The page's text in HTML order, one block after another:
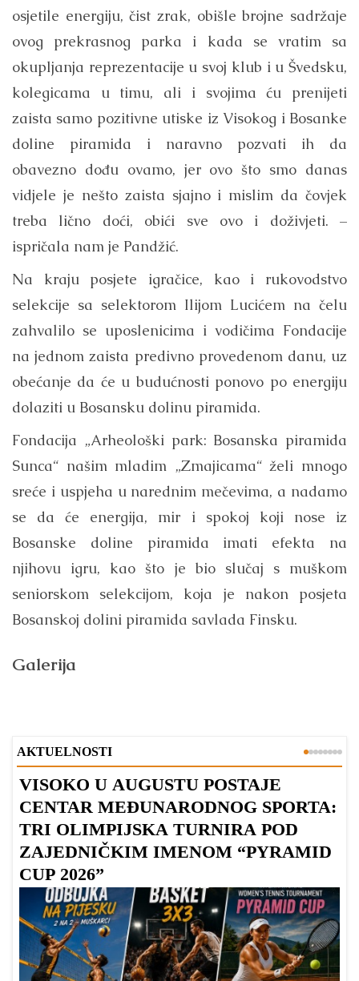
osjetile energiju, čist zrak, obišle brojne sadržaje
ovog prekrasnog parka i kada se vratim sa
okupljanja reprezentacije u svoj klub i u Švedsku,
kolegicama u timu, ali i svojima ću prenijeti
zaista samo pozitivne utiske iz Visokog i Bosanke
doline piramida i naravno pozvati ih da
obavezno dođu ovamo, jer ovo što smo danas
vidjele je nešto zaista sjajno i mislim da čovjek
treba lično doći, obići sve ovo i doživjeti. –
ispričala nam je Pandžić.
Na kraju posjete igračice, kao i rukovodstvo
selekcije sa selektorom Ilijom Lucićem na čelu
zahvalilo se uposlenicima i vodičima Fondacije
na jednom zaista predivno provedenom danu, uz
obećanje da će u budućnosti ponovo po energiju
dolaziti u Bosansku dolinu piramida.
Fondacija „Arheološki park: Bosanska piramida
Sunca“ našim mladim „Zmajicama“ želi mnogo
sreće i uspjeha u narednim mečevima, a nadamo
se da će energija, mir i spokoj koji nose iz
Bosanske doline piramida imati efekta na
njihovu igru, kao što je bio slučaj s muškom
seniorskom selekcijom, koja je nakon posjeta
Bosanskoj dolini piramida savlada Finsku.
Galerija
AKTUELNOSTI
VISOKO U AUGUSTU POSTAJE
CENTAR MEĐUNARODNOG SPORTA:
TRI OLIMPIJSKA TURNIRA POD
ZAJEDNIČKIM IMENOM “PYRAMID
CUP 2026”